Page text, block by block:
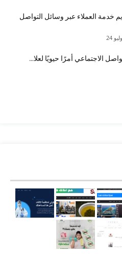
خدمة العملاء عبر وسائل التواصل